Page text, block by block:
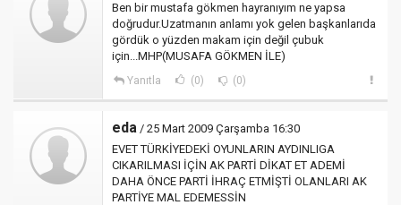
Ben bir mustafa gökmen hayranıyım ne yapsa
doğrudur.Uzatmanın anlamı yok gelen başkanlarıda
gördük o yüzden makam için değil çubuk
için...MHP(MUSAFA GÖKMEN İLE)
Yanıtla (0) (0)
eda / 25 Mart 2009 Çarşamba 16:30
EVET TÜRKİYEDEKİ OYUNLARIN AYDINLIGA
CIKARILMASI İÇİN AK PARTİ DİKAT ET ADEMİ
DAHA ÖNCE PARTİ İHRAÇ ETMİŞTİ OLANLARI AK
PARTİYE MAL EDEMESSİN